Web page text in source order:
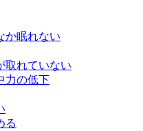
か眠れない
取れていない
力の低下
る